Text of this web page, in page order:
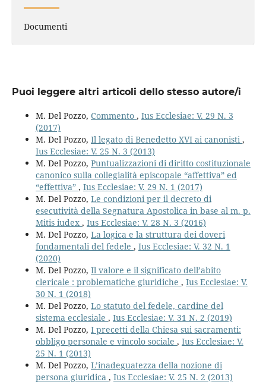
Documenti
Puoi leggere altri articoli dello stesso autore/i
M. Del Pozzo, Commento , Ius Ecclesiae: V. 29 N. 3
(2017)
M. Del Pozzo, Il legato di Benedetto XVI ai canonisti,
Ius Ecclesiae: V. 25 N. 3 (2013)
M. Del Pozzo, Puntualizzazioni di diritto costituzionale
canonico sulla collegialità episcopale “affettiva” ed
“effettiva” , Ius Ecclesiae: V. 29 N. 1 (2017)
M. Del Pozzo, Le condizioni per il decreto di
esecutività della Segnatura Apostolica in base al m. p.
Mitis iudex , Ius Ecclesiae: V. 28 N. 3 (2016)
M. Del Pozzo, La logica e la struttura dei doveri
fondamentali del fedele , Ius Ecclesiae: V. 32 N. 1
(2020)
M. Del Pozzo, Il valore e il significato dell’abito
clericale : problematiche giuridiche , Ius Ecclesiae: V.
30 N. 1 (2018)
M. Del Pozzo, Lo statuto del fedele, cardine del
sistema ecclesiale , Ius Ecclesiae: V. 31 N. 2 (2019)
M. Del Pozzo, I precetti della Chiesa sui sacramenti:
obbligo personale e vincolo sociale , Ius Ecclesiae: V.
25 N. 1 (2013)
M. Del Pozzo, L’inadeguatezza della nozione di
persona giuridica , Ius Ecclesiae: V. 25 N. 2 (2013)